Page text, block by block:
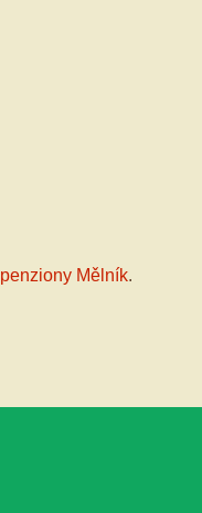
penziony Mělník.